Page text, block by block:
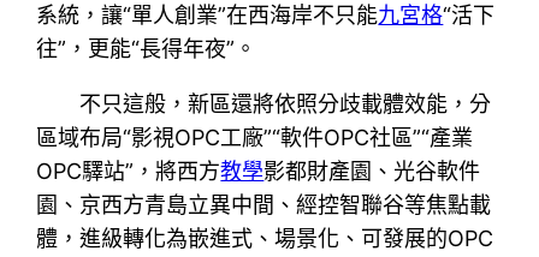
系統，讓“單人創業”在西海岸不只能九宮格“活下
往”，更能“長得年夜”。
不只這般，新區還將依照分歧載體效能，分
區域布局“影視OPC工廠”“軟件OPC社區”“產業
OPC驛站”，將西方教學影都財產園、光谷軟件
園、京西方青島立異中間、經控智聯谷等焦點載
體，進級轉化為嵌進式、場景化、可發展的OPC